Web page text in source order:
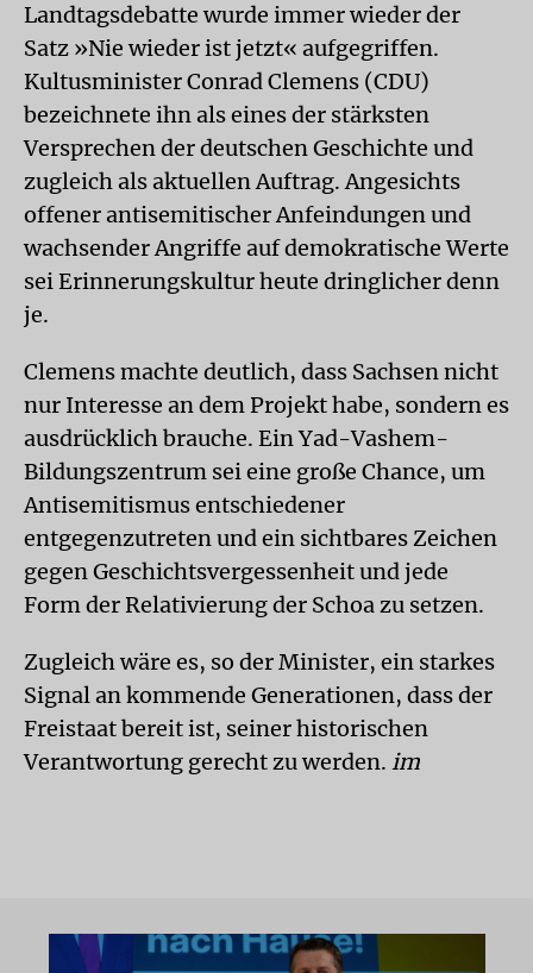
Landtagsdebatte wurde immer wieder der
Satz »Nie wieder ist jetzt« aufgegriffen.
Kultusminister Conrad Clemens (CDU)
bezeichnete ihn als eines der stärksten
Versprechen der deutschen Geschichte und
zugleich als aktuellen Auftrag. Angesichts
offener antisemitischer Anfeindungen und
wachsender Angriffe auf demokratische Werte
sei Erinnerungskultur heute dringlicher denn
je.
Clemens machte deutlich, dass Sachsen nicht
nur Interesse an dem Projekt habe, sondern es
ausdrücklich brauche. Ein Yad-Vashem-
Bildungszentrum sei eine große Chance, um
Antisemitismus entschiedener
entgegenzutreten und ein sichtbares Zeichen
gegen Geschichtsvergessenheit und jede
Form der Relativierung der Schoa zu setzen.
Zugleich wäre es, so der Minister, ein starkes
Signal an kommende Generationen, dass der
Freistaat bereit ist, seiner historischen
Verantwortung gerecht zu werden. im